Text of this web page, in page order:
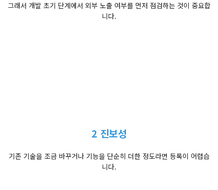
그래서 개발 초기 단계에서 외부 노출 여부를 먼저 점검하는 것이 중요합
니다.
2 진보성
기존 기술을 조금 바꾸거나 기능을 단순히 더한 정도라면 등록이 어렵습
니다.